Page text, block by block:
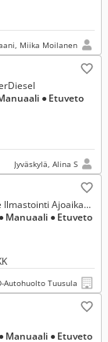
Miika Moilanen
● Etuveto
Jyväskylä, Alina S
1,6, 1.6 FSi 6-Vaihteinen Cruise Ilmastointi Ajoaikaa 12/26 saakka
● Manuaali ● Etuveto
Autohuolto Tuusula
● Manuaali ● Etuveto